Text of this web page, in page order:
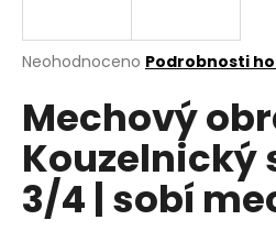
Průměrné
produktu
je
0,0
5
hvězdiček.
Neohodnoceno Podrobnosti
Mechový
Kouzelnický
3/4 | sobí
j
t
?